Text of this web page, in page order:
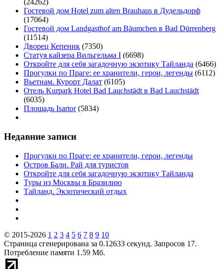
(24262)
Гостевой дом Hotel zum alten Brauhaus в Дудельдорф
(17064)
Гостевой дом Landgasthof am Bäumchen в Bad Dürrenberg
(11514)
Дворец Кепеник (7350)
Статуя кайзера Вильгельма I (6698)
Откройте для себя загадочную экзотику Тайланда (6466)
Прогулки по Праге: ее хранители, герои, легенды (6112)
Вьетнам. Курорт Далат (6105)
Отель Kurpark Hotel Bad Lauchstädt в Bad Lauchstädt
(6035)
Площадь Isartor(5834)
Недавние записи
Прогулки по Праге: ее хранители, герои, легенды
Остров Бали. Рай для туристов
Откройте для себя загадочную экзотику Тайланда
Туры из Москвы в Бразилию
Тайланд. Экзотический отдых
© 2015-2026 1 2 3 4 5 6 7 8 9 10
Страница сгенерирована за 0.12633 секунд. Запросов 17.
Потребление памяти 1.59 Мб.